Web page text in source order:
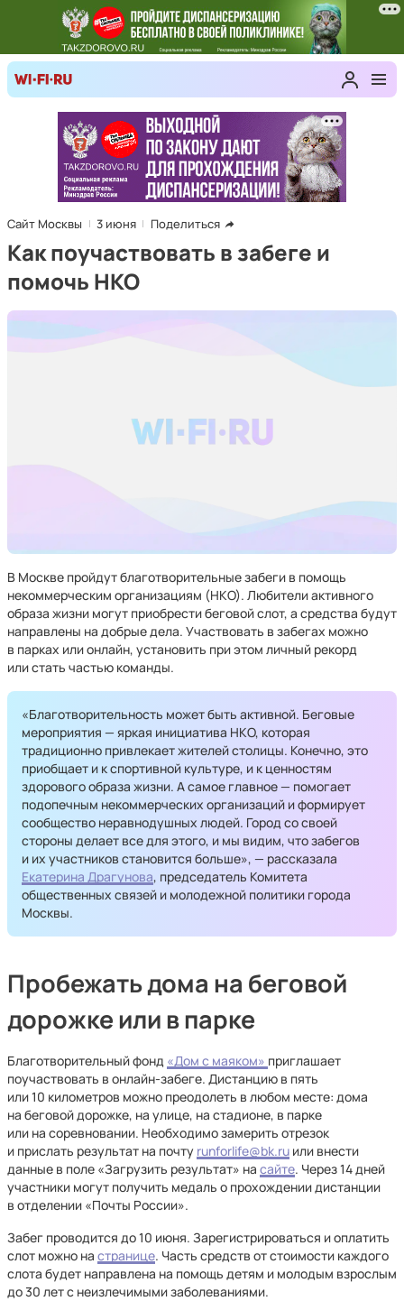
Сайт Москвы 3 июня Поделиться
Как поучаствовать в забеге и
помочь НКО
В Москве пройдут благотворительные забеги в помощь
некоммерческим организациям (НКО). Любители активного
образа жизни могут приобрести беговой слот, а средства будут
направлены на добрые дела. Участвовать в забегах можно
в парках или онлайн, установить при этом личный рекорд
или стать частью команды.
«Благотворительность может быть активной. Беговые
мероприятия — яркая инициатива НКО, которая
традиционно привлекает жителей столицы. Конечно, это
приобщает и к спортивной культуре, и к ценностям
здорового образа жизни. А самое главное — помогает
подопечным некоммерческих организаций и формирует
сообщество неравнодушных людей. Город со своей
стороны делает все для этого, и мы видим, что забегов
и их участников становится больше», — рассказала
Екатерина Драгунова, председатель Комитета
общественных связей и молодежной политики города
Москвы.
Пробежать дома на беговой
дорожке или в парке
Благотворительный фонд «Дом с маяком» приглашает
поучаствовать в онлайн-забеге. Дистанцию в пять
или 10 километров можно преодолеть в любом месте: дома
на беговой дорожке, на улице, на стадионе, в парке
или на соревновании. Необходимо замерить отрезок
и прислать результат на почту runforlife@bk.ru или внести
данные в поле «Загрузить результат» на сайте. Через 14 дней
участники могут получить медаль о прохождении дистанции
в отделении «Почты России».
Забег проводится до 10 июня. Зарегистрироваться и оплатить
слот можно на странице. Часть средств от стоимости каждого
слота будет направлена на помощь детям и молодым взрослым
до 30 лет с неизлечимыми заболеваниями.